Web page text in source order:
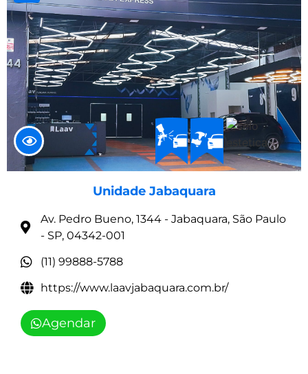
Unidade Jabaquara
Av. Pedro Bueno, 1344 - Jabaquara, São Paulo
- SP, 04342-001
(11) 99888-5788
https://www.laavjabaquara.com.br/
Agendar